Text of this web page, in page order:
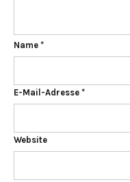
Name *
E-Mail-Adresse *
Website